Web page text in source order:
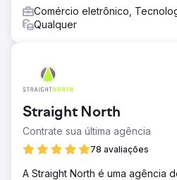
Comércio eletrônico,
Qualquer
Straight North
Contrate sua última agência
78 avaliações
A Straight North é uma agência